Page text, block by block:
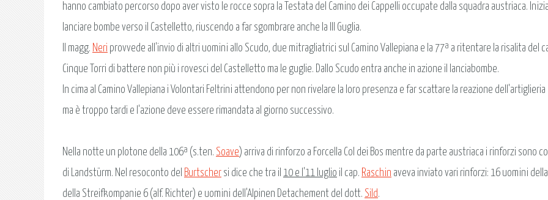
hanno cambiato percorso dopo aver visto le rocce sopra la Testata del Camino dei Cappelli occupate dalla squadra austriaca.
lanciare bombe verso il Castelletto, riuscendo a far sgombrare anche la III Guglia.
Il magg. Neri provvede all'invio di altri uomini allo Scudo, due mitragliatrici sul Camino Vallepiana e la 77ª a ritentare la risalita
Cinque Torri di battere non più i rovesci del Castelletto ma le guglie. Dallo Scudo entra anche in azione il lanciabombe.
In cima al Camino Vallepiana i Volontari Feltrini attendono per non rivelare la loro presenza e far scattare la reazione
ma è troppo tardi e l'azione deve essere rimandata al giorno successivo.
Nella notte un plotone della 106ª (s.ten. Soave) arriva di rinforzo a Forcella Col dei Bos mentre da parte austriaca i rinforzi
di Landstürm. Nel resoconto del Burtscher si dice che tra il 10 e l'11 luglio il cap. Raschin aveva inviato vari rinforzi: 16 uomini
della Streifkompanie 6 (alf. Richter) e uomini dell'Alpinen Detachement del dott. Sild.